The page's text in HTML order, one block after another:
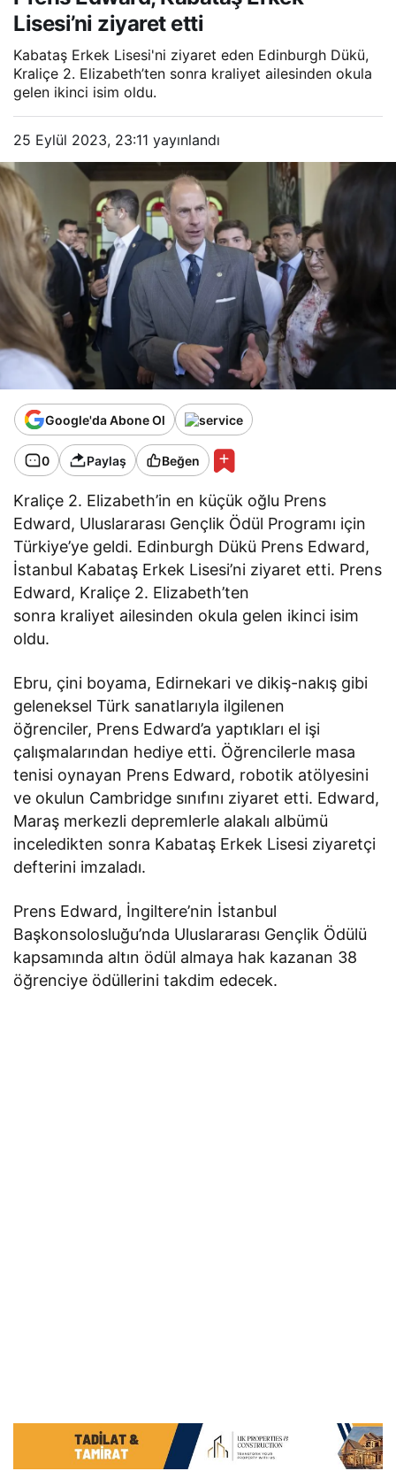
Lisesi’ni ziyaret etti
Kabataş Erkek Lisesi'ni ziyaret eden Edinburgh Dükü,
Kraliçe 2. Elizabeth’ten sonra kraliyet ailesinden okula
gelen ikinci isim oldu.
25 Eylül 2023, 23:11 yayınlandı
Google'da Abone Ol
0 Paylaş Beğen
Kraliçe 2. Elizabeth’in en küçük oğlu Prens
Edward, Uluslararası Gençlik Ödül Programı için
Türkiye’ye geldi. Edinburgh Dükü Prens Edward,
İstanbul Kabataş Erkek Lisesi’ni ziyaret etti. Prens
Edward, Kraliçe 2. Elizabeth’ten
sonra kraliyet ailesinden okula gelen ikinci isim
oldu.
Ebru, çini boyama, Edirnekari ve dikiş-nakış gibi
geleneksel Türk sanatlarıyla ilgilenen
öğrenciler, Prens Edward’a yaptıkları el işi
çalışmalarından hediye etti. Öğrencilerle masa
tenisi oynayan Prens Edward, robotik atölyesini
ve okulun Cambridge sınıfını ziyaret etti. Edward,
Maraş merkezli depremlerle alakalı albümü
inceledikten sonra Kabataş Erkek Lisesi ziyaretçi
defterini imzaladı.
Prens Edward, İngiltere’nin İstanbul
Başkonsolosluğu’nda Uluslararası Gençlik Ödülü
kapsamında altın ödül almaya hak kazanan 38
öğrenciye ödüllerini takdim edecek.